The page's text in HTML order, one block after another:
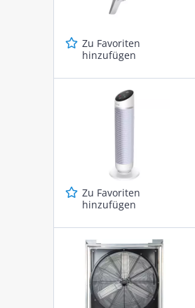
Zu Favoriten
hinzufügen
Zu Favoriten
hinzufügen